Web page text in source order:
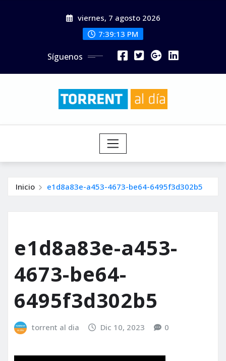
viernes, 7 agosto 2026
7:39:15 PM
Síguenos
Inicio e1d8a83e-a453-4673-be64-6495f3d302b5
e1d8a83e-a453-
4673-be64-
6495f3d302b5
torrent al dia Dic 10, 2023 0